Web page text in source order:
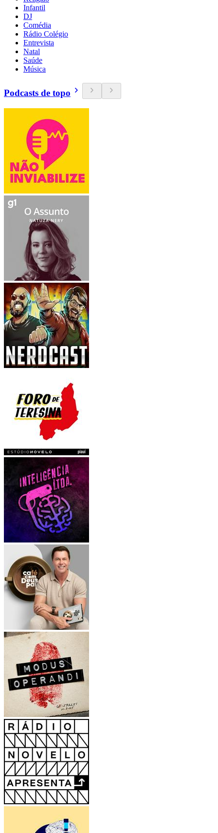
Infantil
DJ
Comédia
Rádio Colégio
Entrevista
Natal
Saúde
Música
Podcasts de topo